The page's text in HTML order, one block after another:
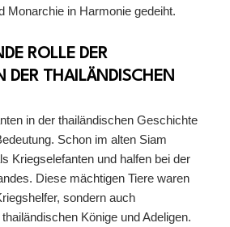
Monarchie in Harmonie gedeiht.
ROLLE DER
DER THAILÄNDISCHEN
in der thailändischen Geschichte
Schon im alten Siam
Kriegselefanten und halfen bei der
Diese mächtigen Tiere waren
sondern auch
Könige und Adeligen.